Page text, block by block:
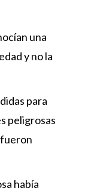
una
y no la
para
peligrosas
había